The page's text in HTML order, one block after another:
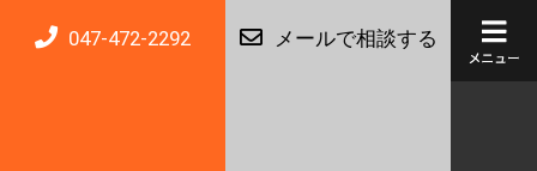
047-472-2292 メールで相談する